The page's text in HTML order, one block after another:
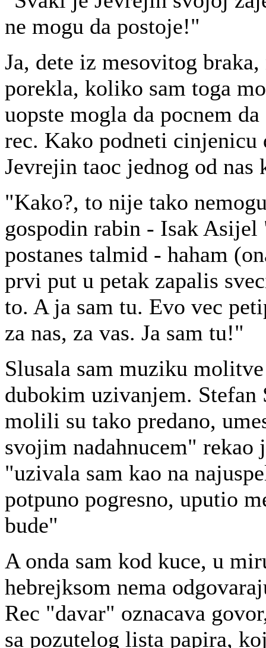
ne mogu da postoje!"
Ja, dete iz mesovitog
porekla, koliko sam toga
uopste mogla da pocnem
rec. Kako podneti cinjenicu
Jevrejin taoc jednog od
"Kako?, to nije tako
gospodin rabin - Isak
postanes talmid - haham
prvi put u petak zapalis
to. A ja sam tu. Evo vec
za nas, za vas. Ja sam tu!"
Slusala sam muziku
dubokim uzivanjem.
molili su tako predano,
svojim nadahnucem" rekao
"uzivala sam kao na
potpuno pogresno, uputio
bude"
A onda sam kod kuce, u
hebrejksom nema
Rec "davar" oznacava
sa pozutelog lista papira,